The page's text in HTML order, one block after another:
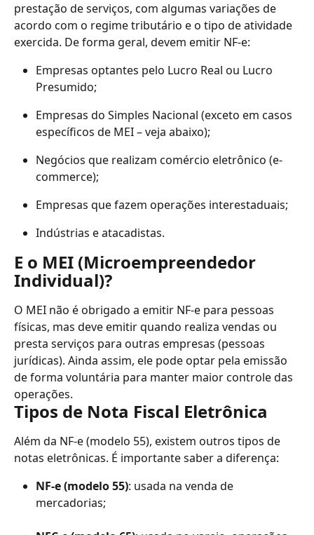
prestação de serviços, com algumas variações de
acordo com o regime tributário e o tipo de atividade
exercida. De forma geral, devem emitir NF-e:
Empresas optantes pelo Lucro Real ou Lucro
Presumido;
Empresas do Simples Nacional (exceto em casos
específicos de MEI – veja abaixo);
Negócios que realizam comércio eletrônico (e-
commerce);
Empresas que fazem operações interestaduais;
Indústrias e atacadistas.
E o MEI (Microempreendedor
Individual)?
O MEI não é obrigado a emitir NF-e para pessoas
físicas, mas deve emitir quando realiza vendas ou
presta serviços para outras empresas (pessoas
jurídicas). Ainda assim, ele pode optar pela emissão
de forma voluntária para manter maior controle das
operações.
Tipos de Nota Fiscal Eletrônica
Além da NF-e (modelo 55), existem outros tipos de
notas eletrônicas. É importante saber a diferença:
NF-e (modelo 55): usada na venda de
mercadorias;